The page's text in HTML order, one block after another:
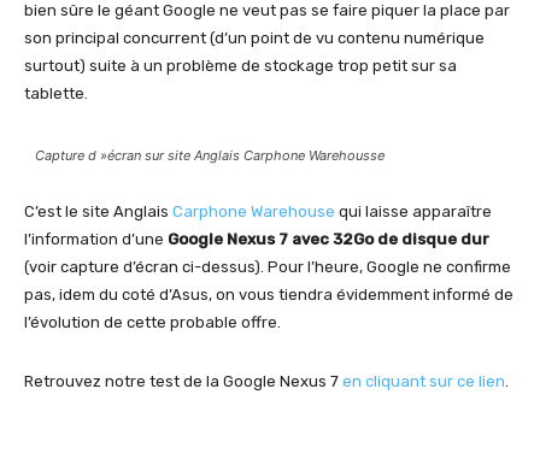
bien sûre le géant Google ne veut pas se faire piquer la place par
son principal concurrent (d’un point de vu contenu numérique
surtout) suite à un problème de stockage trop petit sur sa
tablette.
Capture d »écran sur site Anglais Carphone Warehousse
C’est le site Anglais Carphone Warehouse qui laisse apparaître
l’information d’une Google Nexus 7 avec 32Go de disque dur
(voir capture d’écran ci-dessus). Pour l’heure, Google ne confirme
pas, idem du coté d’Asus, on vous tiendra évidemment informé de
l’évolution de cette probable offre.
Retrouvez notre test de la Google Nexus 7 en cliquant sur ce lien.